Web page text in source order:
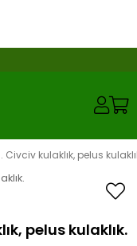
Civciv kulaklık, pelus
pelus kulaklık.